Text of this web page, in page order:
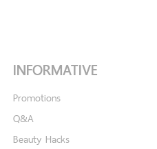
INFORMATIVE
Promotions
Q&A
Beauty Hacks